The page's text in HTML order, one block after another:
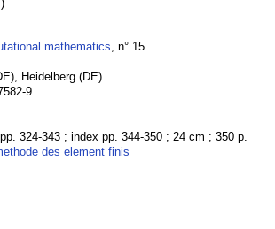
mathematics, n° 15
Heidelberg (DE)
9
324-343 ; index pp. 344-350 ; 24 cm ; 350 p.
des element finis